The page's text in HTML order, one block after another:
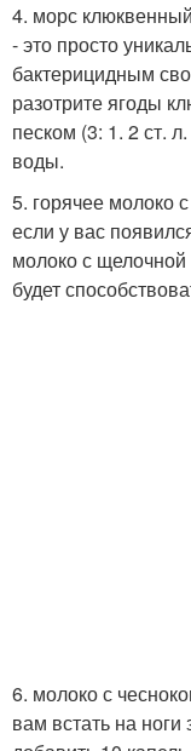
4. морс
- это просто
бактерицидным
разотрите ягоды
песком (3: 1. 2 ст.
воды.
5. горячее молоко
если у вас
молоко с
будет
6. молоко с
вам встать на